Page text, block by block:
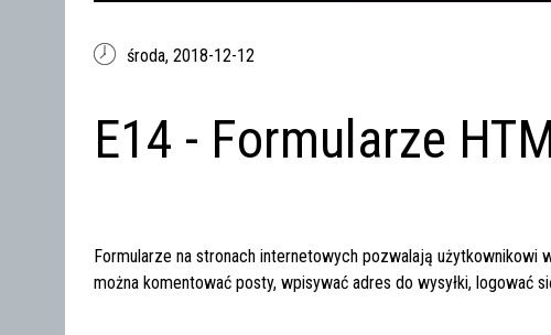
środa,2018-12-12
E14 - Formularze
Formularze na stronach internetowych pozwalają użytkownikowi
można komentować posty, wpisywać adres do wysyłki, logować